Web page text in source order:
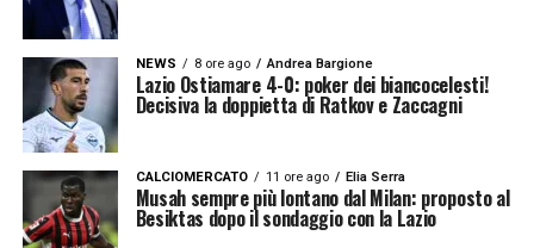
NEWS 8 ore ago Andrea Bargione
Lazio Ostiamare 4-0: poker dei biancocelesti!
Decisiva la doppietta di Ratkov e Zaccagni
CALCIOMERCATO 11 ore ago Elia Serra
Musah sempre più lontano dal Milan: proposto al
Besiktas dopo il sondaggio con la Lazio